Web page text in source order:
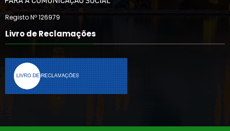
Registo Nº 126979
Livro de Reclamações